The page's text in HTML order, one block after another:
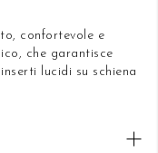
confortevole e
che garantisce
lucidi su schiena